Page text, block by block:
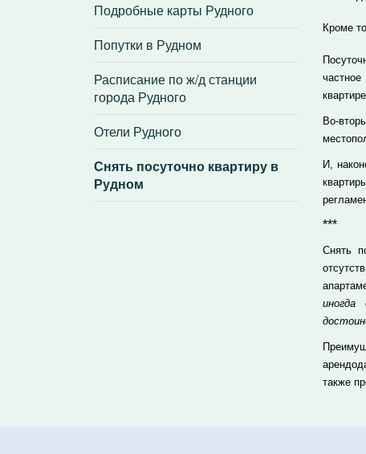
Подробные карты Рудного
Попутки в Рудном
Расписание по ж/д станции
города Рудного
Отели Рудного
Снять посуточно квартиру в
Рудном
Кроме
Во-
И,
***
Снять
иногда
также